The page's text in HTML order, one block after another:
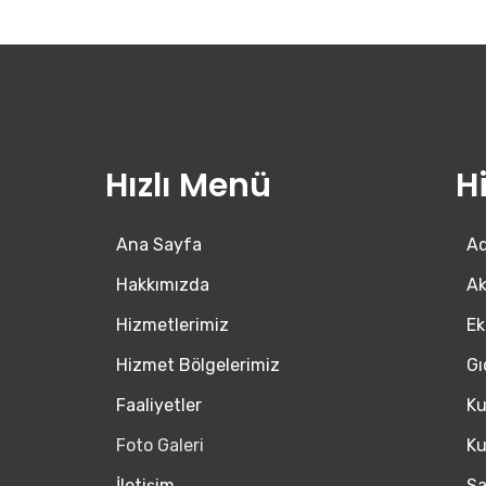
Hızlı Menü
Ana Sayfa
Hakkımızda
Hizmetlerimiz
Hizmet Bölgelerimiz
Faaliyetler
Foto Galeri